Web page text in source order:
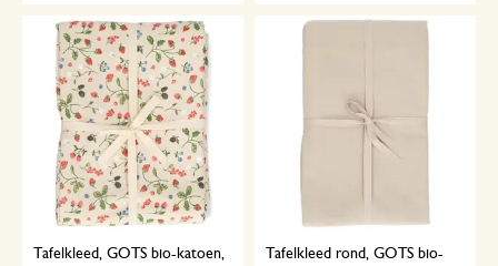
Tafelkleed, GOTS bio-katoen,
Tafelkleed rond, GOTS bio-